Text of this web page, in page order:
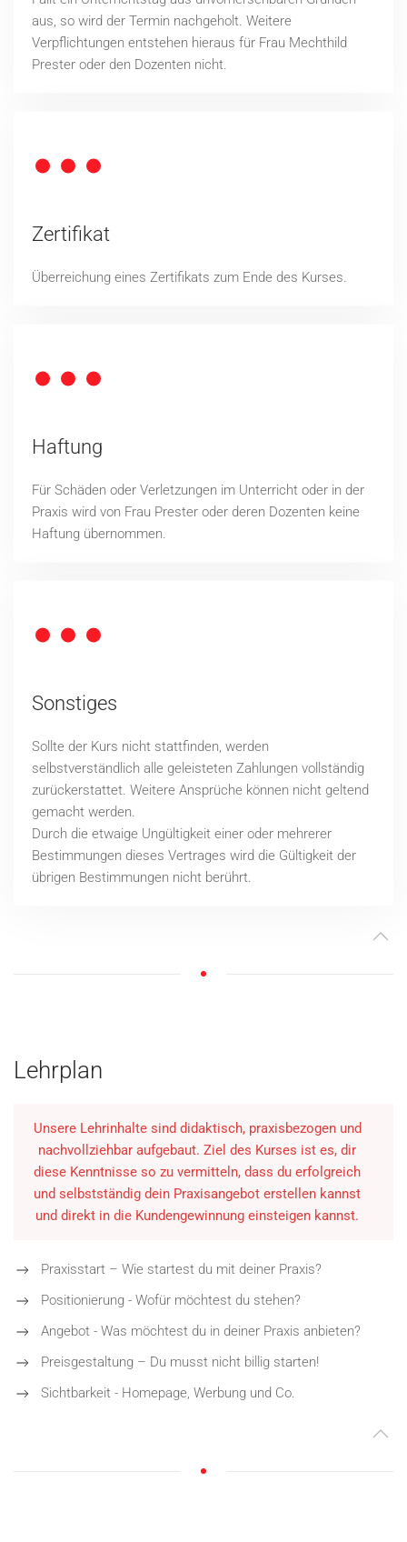
aus, so wird der Termin nachgeholt. Weitere
Verpflichtungen entstehen hieraus für Frau Mechthild
Prester oder den Dozenten nicht.
Zertifikat
Überreichung eines Zertifikats zum Ende des Kurses.
Haftung
Für Schäden oder Verletzungen im Unterricht oder in der
Praxis wird von Frau Prester oder deren Dozenten keine
Haftung übernommen.
Sonstiges
Sollte der Kurs nicht stattfinden, werden
selbstverständlich alle geleisteten Zahlungen vollständig
zurückerstattet. Weitere Ansprüche können nicht geltend
gemacht werden.
Durch die etwaige Ungültigkeit einer oder mehrerer
Bestimmungen dieses Vertrages wird die Gültigkeit der
übrigen Bestimmungen nicht berührt.
Lehrplan
Unsere Lehrinhalte sind didaktisch, praxisbezogen und
nachvollziehbar aufgebaut. Ziel des Kurses ist es, dir
diese Kenntnisse so zu vermitteln, dass du erfolgreich
und selbstständig dein Praxisangebot erstellen kannst
und direkt in die Kundengewinnung einsteigen kannst.
Praxisstart – Wie startest du mit deiner Praxis?
Positionierung - Wofür möchtest du stehen?
Angebot - Was möchtest du in deiner Praxis anbieten?
Preisgestaltung – Du musst nicht billig starten!
Sichtbarkeit - Homepage, Werbung und Co.